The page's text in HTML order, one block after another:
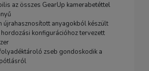
az összes GearUp kamerabetéttel
újrahasznosított anyagokból készült
konfigurációhoz tervezett
zseb gondoskodik a